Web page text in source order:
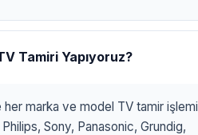
Tamiri Yapıyoruz?
her marka ve model TV tamir işlemi
Sony, Panasonic, Grundig,